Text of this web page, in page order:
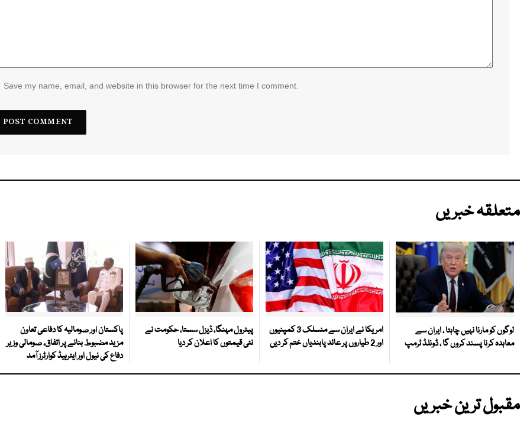
Save my name, email, and website in this browser for the next time I comment.
متعلقہ خبریں
لوگوں کو مارنا نہیں چاہتا ، ایران سے
معاہدہ کرنا پسند کروں گا ، ڈونلڈ ٹرمپ
امریکا نے ایران سے منسلک 3 کمپنیوں
اور 2 طیاروں پر عائد پابندیاں ختم کر دیں
پیٹرول مہنگا، ڈیزل سستا، حکومت نے
نئی قیمتوں کا اعلان کر دیا
پاکستان اور صومالیہ کا دفاعی تعاون
مزید مضبوط بنانے پر اتفاق، صومالی وزیر
دفاع کی نیول اور ایئرہیڈ کوارٹرز آمد
مقبول ترین خبریں